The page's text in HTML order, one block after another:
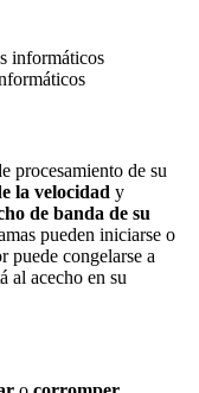
procesamiento de su
la velocidad y
de banda de su
pueden iniciarse o
puede congelarse a
al acecho en su